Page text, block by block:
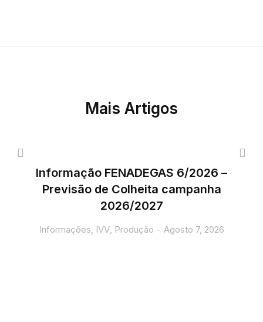
Mais Artigos
Informação FENADEGAS 6/2026 –
Previsão de Colheita campanha
2026/2027
Informações, IVV, Produção Agosto 7, 2026